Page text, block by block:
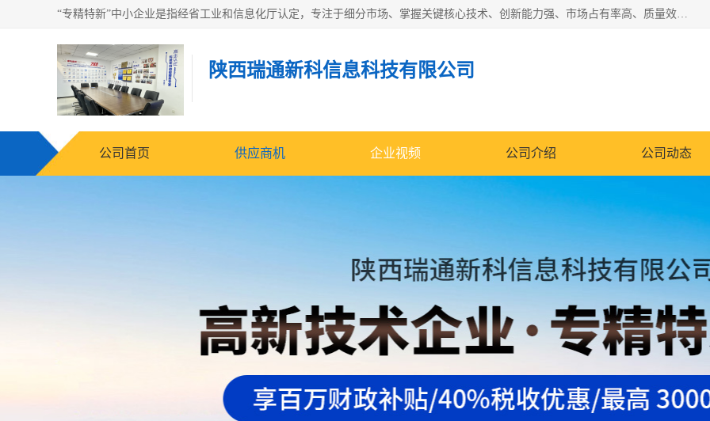
“专精特新”中小企业是指经省工业和信息化厅认定，专注于细分市场、掌握关键核心技术、创新能力强、市场占有率高、质量效益优，在专业化、精细化、特色化、新颖化等方面表现突出的中小企业。
陕西瑞通新科信息科技有限公司
公司首页 供应商机 企业视频 公司介绍 公司动态